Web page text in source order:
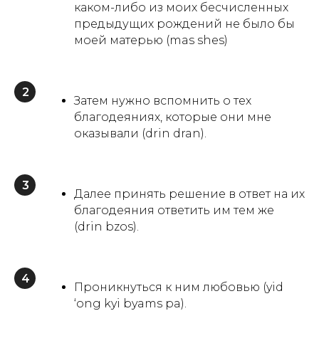
каком-либо из моих бесчисленных
предыдущих рождений не было бы
моей матерью (mas shes)
2
Затем нужно вспомнить о тех
благодеяниях, которые они мне
оказывали (drin dran).
3
Далее принять решение в ответ на их
благодеяния ответить им тем же
(drin bzos).
4
Проникнуться к ним любовью (yid
‘ong kyi byams pa).